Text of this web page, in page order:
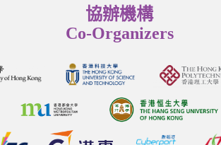
協辦機構
Co-Organizers